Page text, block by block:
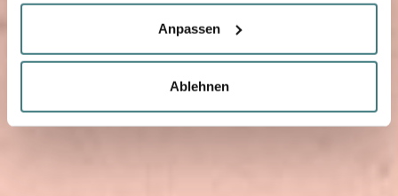
keinen oder nur einzelnen Cookies zustimmen möchten,
klicken Sie bitte auf „Individuelle Einstellungen“. Dort
Anpassen
Ablehnen